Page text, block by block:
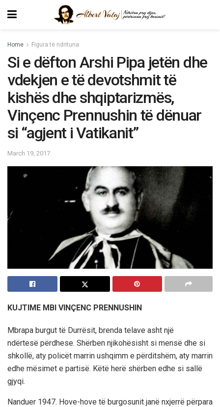
Home Figura të ndrituna
Si e dëfton Arshi Pipa jetën dhe
vdekjen e të devotshmit të
kishës dhe shqiptarizmës,
Vinçenc Prennushin të dënuar
si “agjent i Vatikanit”
March 19, 2017
KUJTIME MBI VINÇENC PRENNUSHIN
Mbrapa burgut të Durrësit, brenda telave asht një
ndërtesë përdhese. Shërben njikohësisht si mensë dhe si
shkollë, aty policët marrin ushqimm e përditshëm, aty marrin
edhe mësimet e partisë. Këtë herë shërben edhe si sallë
gjyqi.
Nanduer 1947. Hove-hove të burgosunit janë nxjerrë përpara